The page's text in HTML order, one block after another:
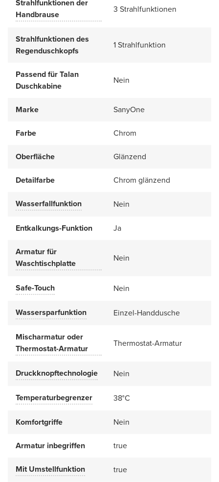
Strahlfunktionen der
Handbrause
3 Strahlfunktionen
Strahlfunktionen des
Regenduschkopfs
1 Strahlfunktion
Passend für Talan
Duschkabine
Nein
Marke SanyOne
Farbe Chrom
Oberfläche Glänzend
Detailfarbe Chrom glänzend
Wasserfallfunktion Nein
Entkalkungs-Funktion Ja
Armatur für
Waschtischplatte
Nein
Safe-Touch Nein
Wassersparfunktion Einzel-Handdusche
Mischarmatur oder
Thermostat-Armatur
Thermostat-Armatur
Druckknopftechnologie Nein
Temperaturbegrenzer 38°C
Komfortgriffe Nein
Armatur inbegriffen true
Mit Umstellfunktion true